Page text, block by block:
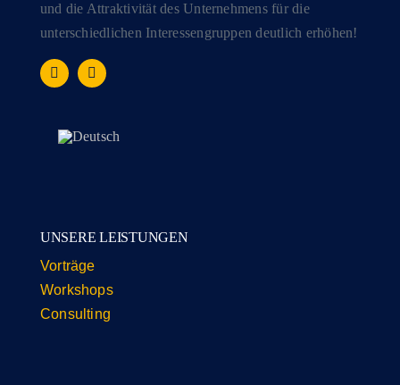
und die Attraktivität des Unternehmens für die
unterschiedlichen Interessengruppen deutlich erhöhen!
UNSERE LEISTUNGEN
Vorträge
Workshops
Consulting